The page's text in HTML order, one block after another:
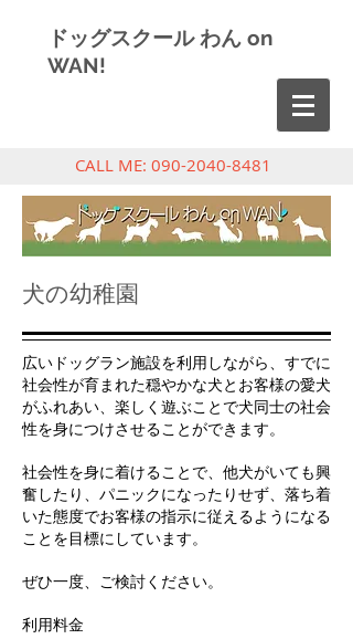
ドッグスクール わん on
WAN!
CALL ME: 090-2040-8481
犬の幼稚園
広いドッグラン施設を利用しながら、すでに
社会性が育まれた穏やかな犬とお客様の愛犬
がふれあい、楽しく遊ぶことで犬同士の社会
性を身につけさせることができます。
社会性を身に着けることで、他犬がいても興
奮したり、パニックになったりせず、落ち着
いた態度でお客様の指示に従えるようになる
ことを目標にしています。
ぜひ一度、ご検討ください。
利用料金